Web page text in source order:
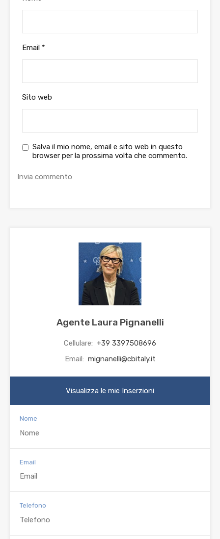
Email *
Sito web
Salva il mio nome, email e sito web in questo
browser per la prossima volta che commento.
Agente Laura Pignanelli
Cellulare: +39 3397508696
Email: mignanelli@cbitaly.it
Visualizza le mie Inserzioni
Nome
Email
Telefono